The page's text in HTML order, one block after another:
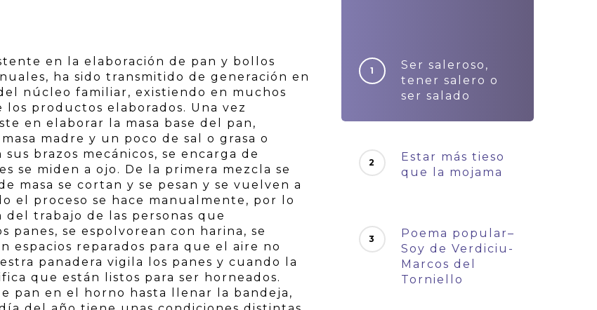
en la elaboración de pan y bollos
ha sido transmitido de generación en
núcleo familiar, existiendo en muchos
productos elaborados. Una vez
en elaborar la masa base del pan,
madre y un poco de sal o grasa o
brazos mecánicos, se encarga de
se miden a ojo. De la primera mezcla se
masa se cortan y se pesan y se vuelven a
el proceso se hace manualmente, por lo
trabajo de las personas que
panes, se espolvorean con harina, se
espacios reparados para que el aire no
panadera vigila los panes y cuando la
que están listos para ser horneados.
pan en el horno hasta llenar la bandeja,
Ser saleroso,
tener salero o
ser salado
Estar más tieso
que la mojama
Poema popular–
Soy de Verdiciu-
Marcos del
Torniello